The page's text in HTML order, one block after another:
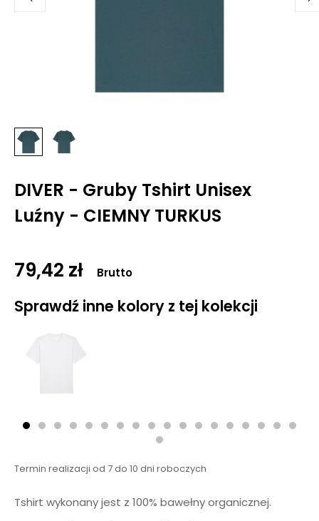
DIVER - Gruby Tshirt Unisex
Luźny - CIEMNY TURKUS
79,42 zł Brutto
Sprawdź inne kolory z tej kolekcji
Termin realizacji od 7 do 10 dni roboczych
Tshirt wykonany jest z 100% bawełny organicznej.